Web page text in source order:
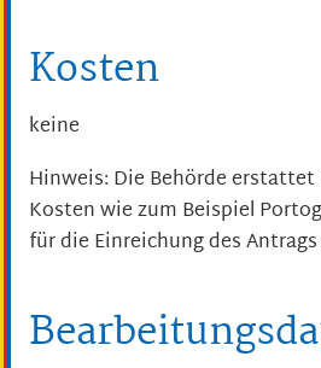
Kosten
keine
Hinweis: Die Behörde
Kosten wie zum Beispiel
für die Einreichung des